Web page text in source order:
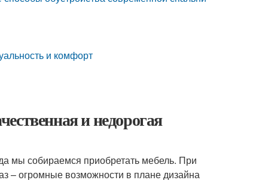
и комфорт
и недорогая
мы собираемся приобретать мебель. При
– огромные возможности в плане дизайна